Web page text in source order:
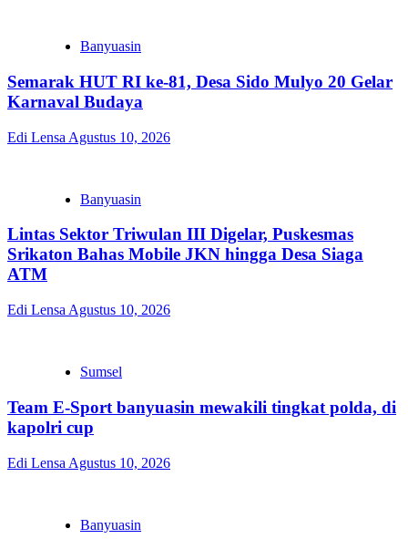
Banyuasin
Semarak HUT RI ke-81, Desa Sido Mulyo 20 Gelar
Karnaval Budaya
Edi Lensa Agustus 10, 2026
Banyuasin
Lintas Sektor Triwulan III Digelar, Puskesmas
Srikaton Bahas Mobile JKN hingga Desa Siaga
ATM
Edi Lensa Agustus 10, 2026
Sumsel
Team E-Sport banyuasin mewakili tingkat polda, di
kapolri cup
Edi Lensa Agustus 10, 2026
Banyuasin